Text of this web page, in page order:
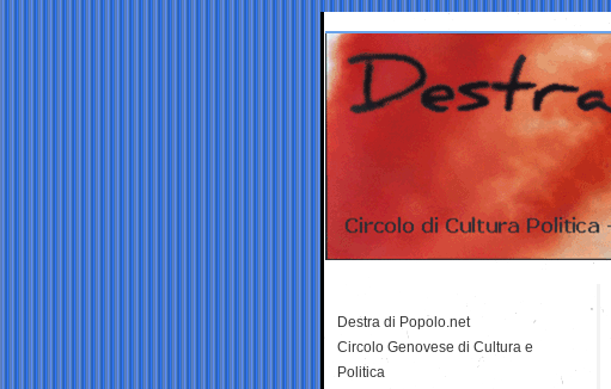
Destra di Popolo.net
Circolo Genovese di Cultura e
Politica